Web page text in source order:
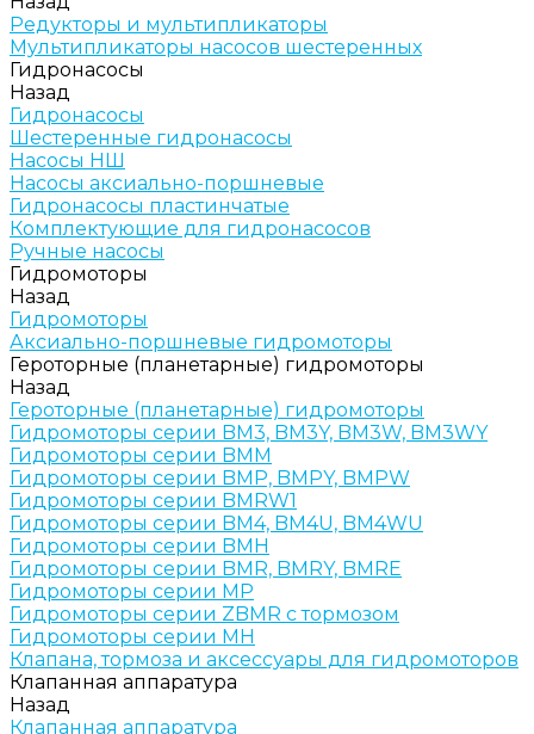
Редукторы и мультипликаторы
Мультипликаторы насосов шестеренных
Гидронасосы
Назад
Гидронасосы
Шестеренные гидронасосы
Насосы НШ
Насосы аксиально-поршневые
Гидронасосы пластинчатые
Комплектующие для гидронасосов
Ручные насосы
Гидромоторы
Назад
Гидромоторы
Аксиально-поршневые гидромоторы
Героторные (планетарные) гидромоторы
Назад
Героторные (планетарные) гидромоторы
Гидромоторы серии BM3, BM3Y, BM3W, BM3WY
Гидромоторы серии BMM
Гидромоторы серии BMP, BMPY, BMPW
Гидромоторы серии BMRW1
Гидромоторы серии BМ4, BM4U, BМ4WU
Гидромоторы серии BМH
Гидромоторы серии BМR, BMRY, BМRE
Гидромоторы серии MP
Гидромоторы серии ZBMR с тормозом
Гидромоторы серии МH
Клапана, тормоза и аксессуары для гидромоторов
Клапанная аппаратура
Назад
Клапанная аппаратура